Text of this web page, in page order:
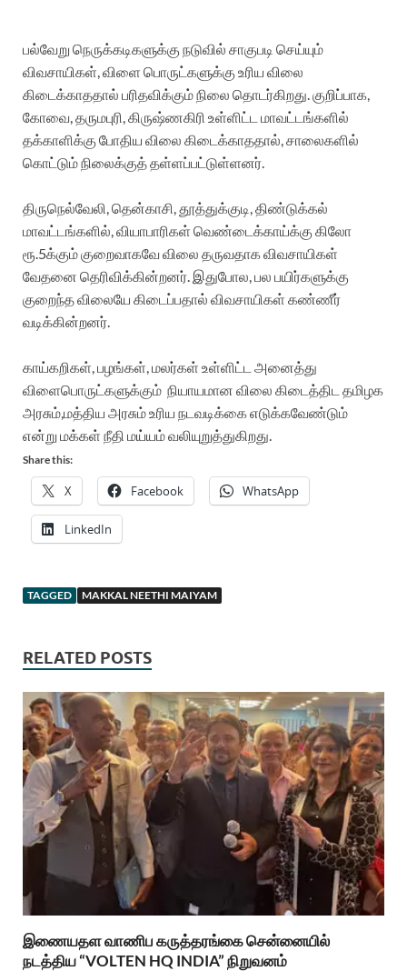
பல்வேறு நெருக்கடிகளுக்கு நடுவில் சாகுபடி செய்யும்
விவசாயிகள், விளை பொருட்களுக்கு உரிய விலை
கிடைக்காததால் பரிதவிக்கும் நிலை தொடர்கிறது. குறிப்பாக,
கோவை, தருமபுரி, கிருஷ்ணகிரி உள்ளிட்ட மாவட்டங்களில்
தக்காளிக்கு போதிய விலை கிடைக்காததால், சாலைகளில்
கொட்டும் நிலைக்குத் தள்ளப்பட்டுள்ளனர்.
திருநெல்வேலி, தென்காசி, தூத்துக்குடி, திண்டுக்கல்
மாவட்டங்களில், வியாபாரிகள் வெண்டைக்காய்க்கு கிலோ
ரூ.5க்கும் குறைவாகவே விலை தருவதாக விவசாயிகள்
வேதனை தெரிவிக்கின்றனர். இதுபோல, பல பயிர்களுக்கு
குறைந்த விலையே கிடைப்பதால் விவசாயிகள் கண்ணீர்
வடிக்கின்றனர்.
காய்கறிகள், பழங்கள், மலர்கள் உள்ளிட்ட அனைத்து
விளைபொருட்களுக்கும் நியாயமான விலை கிடைத்திட தமிழக
அரசும்,மத்திய அரசும் உரிய நடவடிக்கை எடுக்கவேண்டும்
என்று மக்கள் நீதி மய்யம் வலியுறுத்துகிறது.
Share this:
X Facebook WhatsApp
LinkedIn
TAGGED MAKKAL NEETHI MAIYAM
RELATED POSTS
இணையதள வாணிப கருத்தரங்கை சென்னையில்
நடத்திய “VOLTEN HQ INDIA” நிறுவனம்